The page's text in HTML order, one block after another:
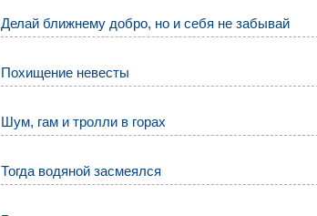
Делай ближнему добро, но и себя не забывай
Похищение невесты
Шум, гам и тролли в горах
Тогда водяной засмеялся